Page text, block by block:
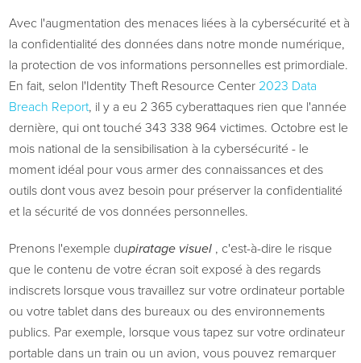
Avec l'augmentation des menaces liées à la cybersécurité et à
la confidentialité des données dans notre monde numérique,
la protection de vos informations personnelles est primordiale.
En fait, selon l'Identity Theft Resource Center 2023 Data
Breach Report, il y a eu 2 365 cyberattaques rien que l'année
dernière, qui ont touché 343 338 964 victimes. Octobre est le
mois national de la sensibilisation à la cybersécurité - le
moment idéal pour vous armer des connaissances et des
outils dont vous avez besoin pour préserver la confidentialité
et la sécurité de vos données personnelles.
Prenons l'exemple dupiratage visuel , c'est-à-dire le risque
que le contenu de votre écran soit exposé à des regards
indiscrets lorsque vous travaillez sur votre ordinateur portable
ou votre tablet dans des bureaux ou des environnements
publics. Par exemple, lorsque vous tapez sur votre ordinateur
portable dans un train ou un avion, vous pouvez remarquer